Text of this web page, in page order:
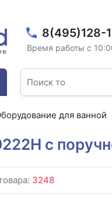
8(495)128-
Время работы с
для ванной
с
3248